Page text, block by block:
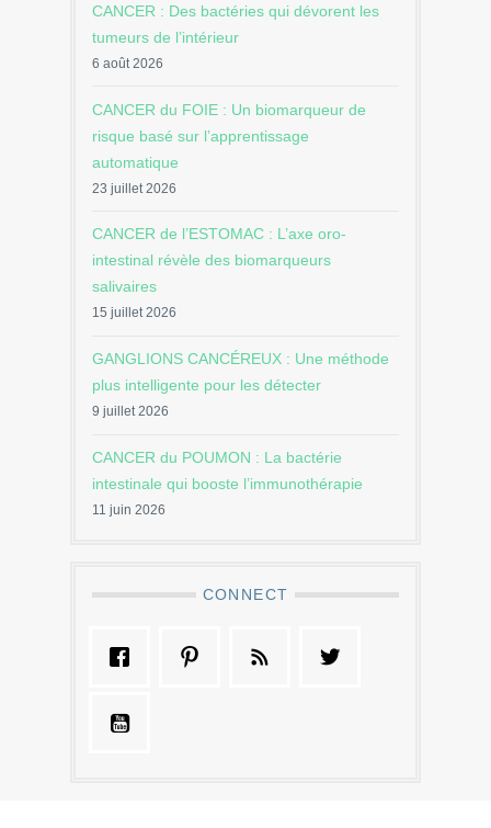
CANCER : Des bactéries qui dévorent les
tumeurs de l’intérieur
6 août 2026
CANCER du FOIE : Un biomarqueur de
risque basé sur l’apprentissage
automatique
23 juillet 2026
CANCER de l’ESTOMAC : L’axe oro-
intestinal révèle des biomarqueurs
salivaires
15 juillet 2026
GANGLIONS CANCÉREUX : Une méthode
plus intelligente pour les détecter
9 juillet 2026
CANCER du POUMON : La bactérie
intestinale qui booste l’immunothérapie
11 juin 2026
CONNECT